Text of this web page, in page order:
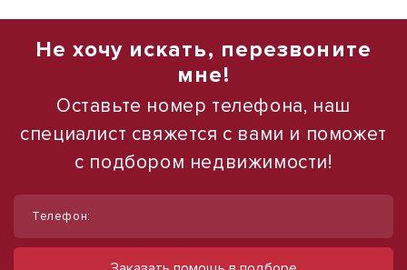
Не хочу искать, перезвоните
мне!
Оставьте номер телефона, наш
специалист свяжется с вами и поможет
с подбором недвижимости!
Телефон: